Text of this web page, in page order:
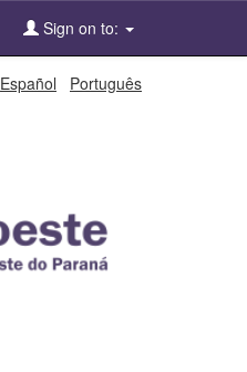
Sign on to:
Español Português